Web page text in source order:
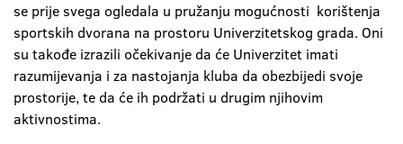
se prije svega ogledala u pružanju mogućnosti korištenja
sportskih dvorana na prostoru Univerzitetskog grada. Oni
su takođe izrazili očekivanje da će Univerzitet imati
razumijevanja i za nastojanja kluba da obezbijedi svoje
prostorije, te da će ih podržati u drugim njihovim
aktivnostima.